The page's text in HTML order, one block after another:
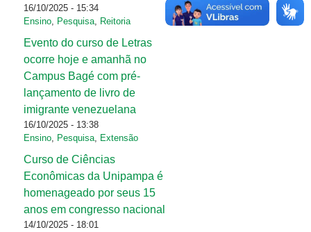
16/10/2025 - 15:34
Ensino, Pesquisa, Reitoria
Evento do curso de Letras
ocorre hoje e amanhã no
Campus Bagé com pré-
lançamento de livro de
imigrante venezuelana
16/10/2025 - 13:38
Ensino, Pesquisa, Extensão
Curso de Ciências
Econômicas da Unipampa é
homenageado por seus 15
anos em congresso nacional
14/10/2025 - 18:01